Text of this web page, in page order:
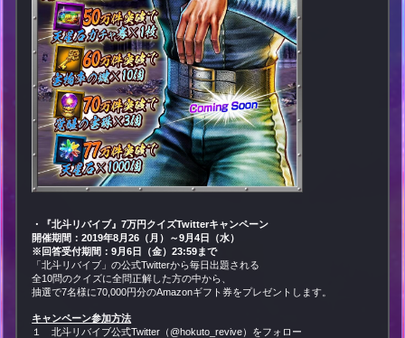
・『北斗リバイブ』7万円クイズTwitterキャンペーン
開催期間：2019年8月26 （月）～9月4日（水）
※回答受付期間：9月6日（金）23:59まで
「北斗リバイブ」の公式Twitterから毎日出題される
全10問のクイズに全問正解した方の中から、
抽選で7名様に70,000円分のAmazonギフト券をプレゼントします。
キャンペーン参加方法
１ 北斗リバイブ公式Twitter（@hokuto_revive）をフォロー